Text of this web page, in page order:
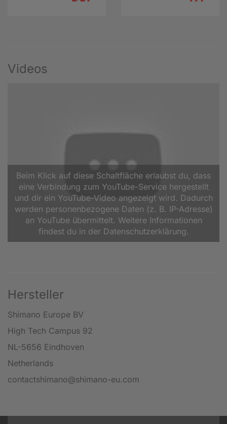
Videos
Beim Klick auf diese Schaltfläche erlaubst du, dass
eine Verbindung zum YouTube-Service hergestellt
und dir ein YouTube-Video angezeigt wird. Dadurch
werden personenbezogene Daten (z. B. IP-Adresse)
an YouTube übermittelt. Weitere Informationen
findest du in der Datenschutzerklärung.
Hersteller
Shimano Europe BV
High Tech Campus 92
NL-5656 Eindhoven
Netherlands
contactshimano@shimano-eu.com